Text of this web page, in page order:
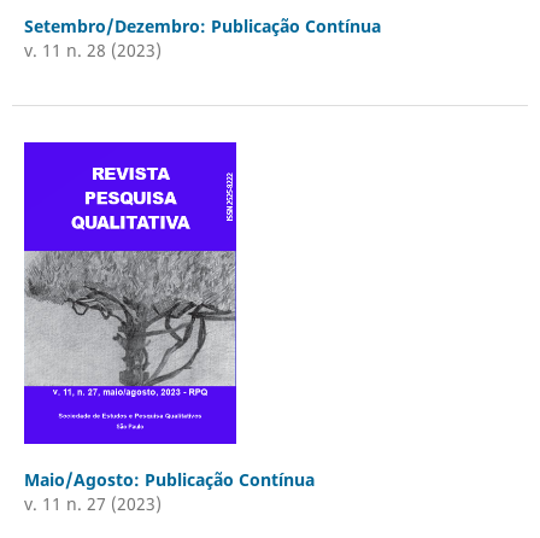
Setembro/Dezembro: Publicação Contínua
v. 11 n. 28 (2023)
Maio/Agosto: Publicação Contínua
v. 11 n. 27 (2023)